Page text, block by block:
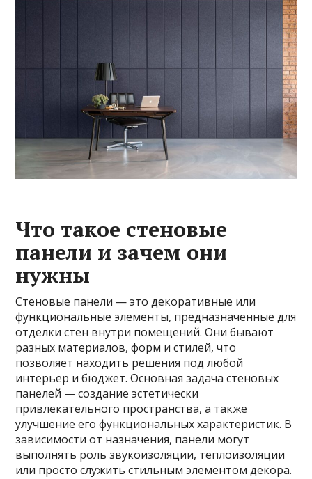
Что такое стеновые
панели и зачем они
нужны
Стеновые панели — это декоративные или
функциональные элементы, предназначенные для
отделки стен внутри помещений. Они бывают
разных материалов, форм и стилей, что
позволяет находить решения под любой
интерьер и бюджет. Основная задача стеновых
панелей — создание эстетически
привлекательного пространства, а также
улучшение его функциональных характеристик. В
зависимости от назначения, панели могут
выполнять роль звукоизоляции, теплоизоляции
или просто служить стильным элементом декора.